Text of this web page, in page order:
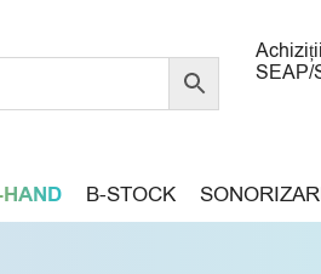
Achiziții
SEAP/
B-STOCK